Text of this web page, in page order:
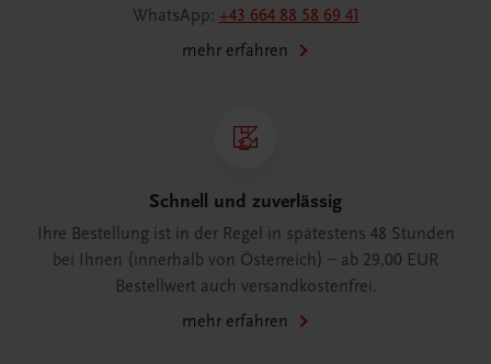
WhatsApp: +43 664 88 58 69 41
mehr erfahren
Schnell und zuverlässig
Ihre Bestellung ist in der Regel in spätestens 48 Stunden
bei Ihnen (innerhalb von Österreich) – ab 29,00 EUR
Bestellwert auch versandkostenfrei.
mehr erfahren